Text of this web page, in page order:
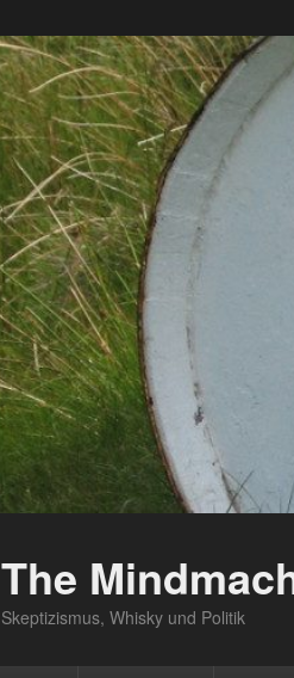
The
Skeptizismus, Whisky und Politik